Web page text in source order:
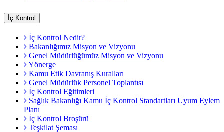
İç Kontrol
İç Kontrol Nedir?
Bakanlığımız Misyon ve Vizyonu
Genel Müdürlüğümüz Misyon ve Vizyonu
Yönerge
Kamu Etik Davranış Kuralları
Genel Müdürlük Personel Toplantısı
İç Kontrol Eğitimleri
Sağlık Bakanlığı Kamu İç Kontrol Standartları Uyum Eylem
Planı
İç Kontrol Broşürü
Teşkilat Şeması